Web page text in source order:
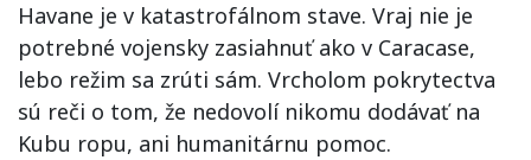
Havane je v katastrofálnom stave. Vraj nie je
potrebné vojensky zasiahnuť ako v Caracase,
lebo režim sa zrúti sám. Vrcholom pokrytectva
sú reči o tom, že nedovolí nikomu dodávať na
Kubu ropu, ani humanitárnu pomoc.